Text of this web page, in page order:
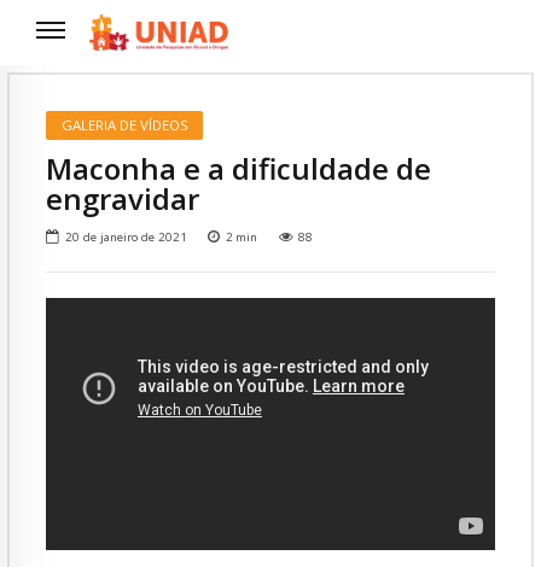
GALERIA DE VÍDEOS
Maconha e a dificuldade de
engravidar
20 de janeiro de 2021 2 min 88